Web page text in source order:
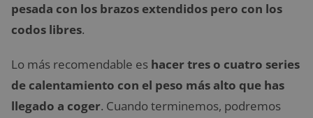
pesada con los brazos extendidos pero con los
codos libres.
Lo más recomendable es hacer tres o cuatro series
de calentamiento con el peso más alto que has
llegado a coger. Cuando terminemos, podremos